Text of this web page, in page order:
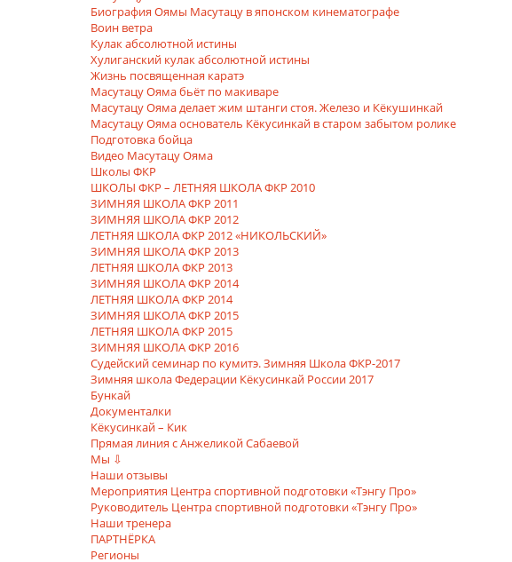
Биография Оямы Масутацу в японском кинематографе
Воин ветра
Кулак абсолютной истины
Хулиганский кулак абсолютной истины
Жизнь посвященная каратэ
Масутацу Ояма бьёт по макиваре
Масутацу Ояма делает жим штанги стоя. Железо и Кёкушинкай
Масутацу Ояма основатель Кёкусинкай в старом забытом ролике
Подготовка бойца
Видео Масутацу Ояма
Школы ФКР
ШКОЛЫ ФКР – ЛЕТНЯЯ ШКОЛА ФКР 2010
ЗИМНЯЯ ШКОЛА ФКР 2011
ЗИМНЯЯ ШКОЛА ФКР 2012
ЛЕТНЯЯ ШКОЛА ФКР 2012 «НИКОЛЬСКИЙ»
ЗИМНЯЯ ШКОЛА ФКР 2013
ЛЕТНЯЯ ШКОЛА ФКР 2013
ЗИМНЯЯ ШКОЛА ФКР 2014
ЛЕТНЯЯ ШКОЛА ФКР 2014
ЗИМНЯЯ ШКОЛА ФКР 2015
ЛЕТНЯЯ ШКОЛА ФКР 2015
ЗИМНЯЯ ШКОЛА ФКР 2016
Судейский семинар по кумитэ. Зимняя Школа ФКР-2017
Зимняя школа Федерации Кёкусинкай России 2017
Бункай
Документалки
Кёкусинкай – Кик
Прямая линия с Анжеликой Сабаевой
Мы ⇩
Наши отзывы
Мероприятия Центра спортивной подготовки «Тэнгу Про»
Руководитель Центра спортивной подготовки «Тэнгу Про»
Наши тренера
ПАРТНЁРКА
Регионы